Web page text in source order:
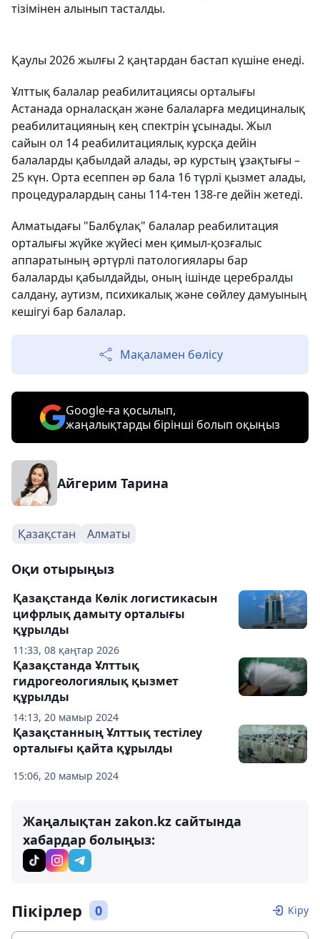
тізімінен алынып тасталды.
Қаулы 2026 жылғы 2 қаңтардан бастап күшіне енеді.
Ұлттық балалар реабилитациясы орталығы
Астанада орналасқан және балаларға медициналық
реабилитацияның кең спектрін ұсынады. Жыл
сайын ол 14 реабилитациялық курсқа дейін
балаларды қабылдай алады, әр курстың ұзақтығы –
25 күн. Орта есеппен әр бала 16 түрлі қызмет алады,
процедуралардың саны 114-тен 138-ге дейін жетеді.
Алматыдағы "Балбұлақ" балалар реабилитация
орталығы жүйке жүйесі мен қимыл-қозғалыс
аппаратының әртүрлі патологиялары бар
балаларды қабылдайды, оның ішінде церебралды
салдану, аутизм, психикалық және сөйлеу дамуының
кешігуі бар балалар.
Мақаламен бөлісу
Google-ға қосылып,
жаңалықтарды бірінші болып оқыңыз
Айгерим Тарина
Қазақстан Алматы
Оқи отырыңыз
11:33, 08 қаңтар 2026
Қазақстанда Көлік логистикасын
цифрлық дамыту орталығы
құрылды
14:13, 20 мамыр 2024
Қазақстанда Ұлттық
гидрогеологиялық қызмет
құрылды
15:06, 20 мамыр 2024
Қазақстанның Ұлттық тестілеу
орталығы қайта құрылды
Жаңалықтан zakon.kz сайтында
хабардар болыңыз:
Пікірлер 0 Кіру